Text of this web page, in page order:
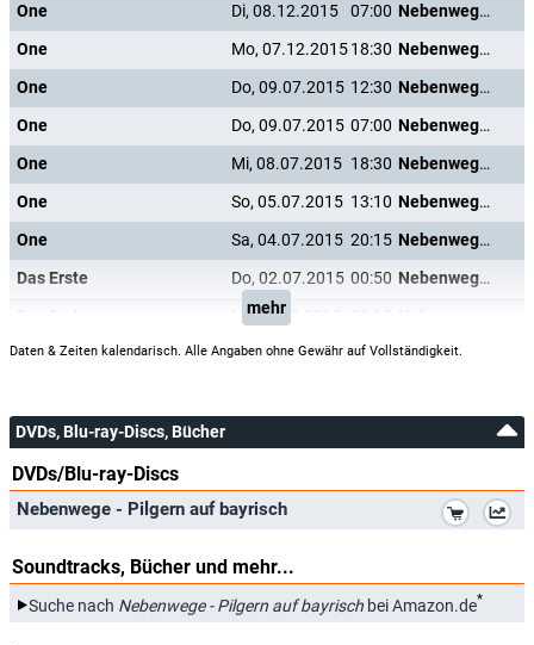
One
Di, 08.12.2015 07:00
Nebenwege - Pilgern auf bayrisch
One
Mo, 07.12.201518:30
Nebenwege - Pilgern auf bayrisch
One
Do, 09.07.2015 12:30
Nebenwege - Pilgern auf bayrisch
One
Do, 09.07.2015 07:00
Nebenwege - Pilgern auf bayrisch
One
Mi, 08.07.2015 18:30
Nebenwege - Pilgern auf bayrisch
One
So, 05.07.2015 13:10
Nebenwege - Pilgern auf bayrisch
One
Sa, 04.07.2015 20:15
Nebenwege - Pilgern auf bayrisch
Das Erste
Do, 02.07.2015 00:50
Nebenwege - Pilgern auf bayrisch
Mi, 01.07.2015
mehr
Daten & Zeiten kalendarisch. Alle Angaben ohne Gewähr auf Vollständigkeit.
DVDs, Blu-ray-Discs, Bücher
DVDs/Blu-ray-Discs
Nebenwege - Pilgern auf bayrisch
Soundtracks, Bücher und mehr...
Suche nach Nebenwege - Pilgern auf bayrisch bei Amazon.de*